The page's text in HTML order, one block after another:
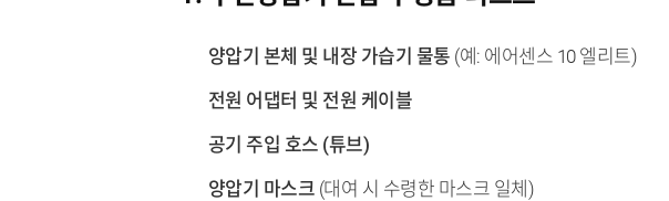
양압기 본체 및 내장 가습기 물통 (예: 에어센스 10 엘리트)
전원 어댑터 및 전원 케이블
공기 주입 호스 (튜브)
양압기 마스크 (대여 시 수령한 마스크 일체)